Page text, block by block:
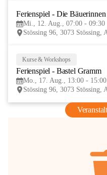
Ferienspiel - Die
Mi., 12. Aug., 07:00 - 09:30
Stössing 96, 3073 Stössing,
Kurse & Workshops
Ferienspiel - Bastel Gramm
Mo., 17. Aug., 13:00 - 15:00
Stössing 96, 3073 Stössing,